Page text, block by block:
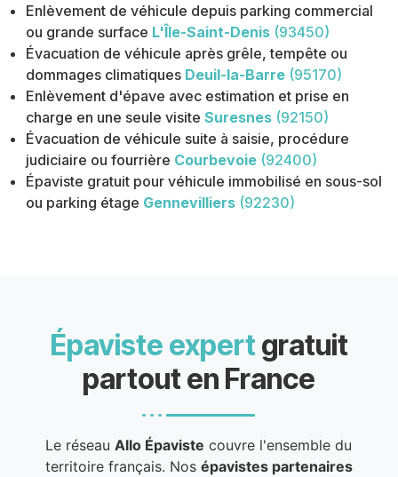
Enlèvement de véhicule depuis parking commercial
ou grande surface L'Île-Saint-Denis (93450)
Évacuation de véhicule après grêle, tempête ou
dommages climatiques Deuil-la-Barre (95170)
Enlèvement d'épave avec estimation et prise en
charge en une seule visite Suresnes (92150)
Évacuation de véhicule suite à saisie, procédure
judiciaire ou fourrière Courbevoie (92400)
Épaviste gratuit pour véhicule immobilisé en sous-sol
ou parking étage Gennevilliers (92230)
Épaviste expertgratuit
partout en France
Le réseauAllo Épaviste couvre l'ensemble du
territoire français. Nos épavistes partenaires